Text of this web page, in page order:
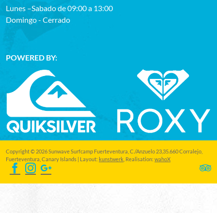
Lunes –Sabado de 09:00 a 13:00
Domingo - Cerrado
POWERED BY:
Copyright © 2026 Sunwave Surfcamp Fuerteventura, C./Anzuelo 23,35.660 Corralejo,
Fuerteventura, Canary Islands | Layout: kunstwerk , Realisation: wahoX